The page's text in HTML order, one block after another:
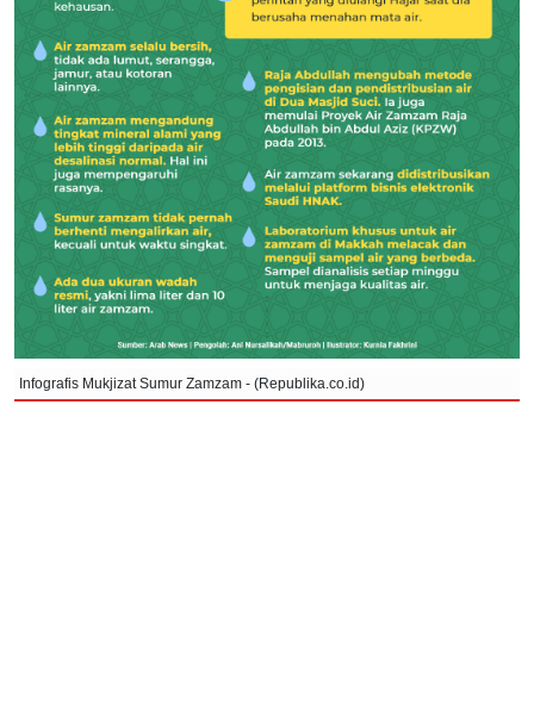
Infografis Mukjizat Sumur Zamzam - (Republika.co.id)